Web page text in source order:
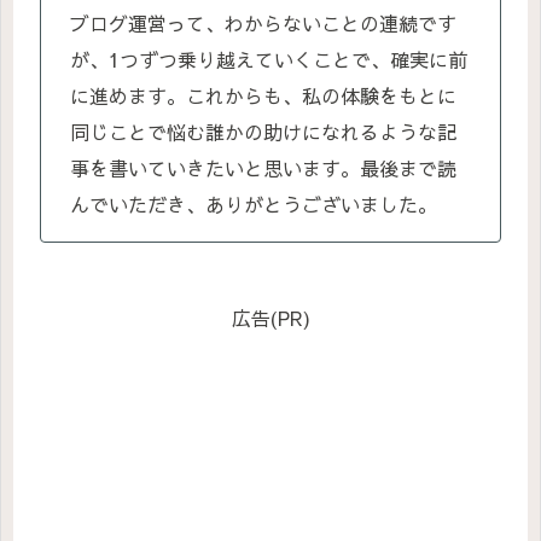
ブログ運営って、わからないことの連続です
が、1つずつ乗り越えていくことで、確実に前
に進めます。これからも、私の体験をもとに
同じことで悩む誰かの助けになれるような記
事を書いていきたいと思います。最後まで読
んでいただき、ありがとうございました。
広告(PR)